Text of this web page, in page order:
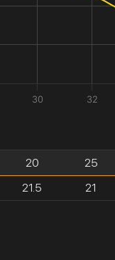
30 32
20
21.5
25
21